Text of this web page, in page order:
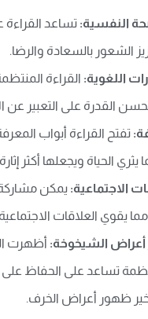
النفسية: تساعد القراءة
الشعور بالسعادة والرضا.
اللغوية: القراءة
القدرة على التعبير عن
تفتح القراءة أبواب
يثري الحياة ويجعلها أكثر
الاجتماعية: يمكن مشاركة
يقوي العلاقات
أعراض الشيخوخة: أظهرت
تساعد على الحفاظ
ظهور أعراض الخرف.